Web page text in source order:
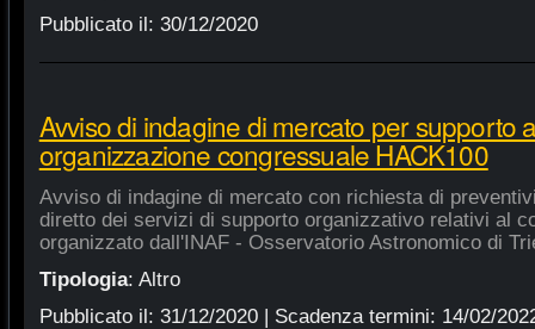
Pubblicato il: 30/12/2020
Avviso di indagine di mercato per supporto
organizzazione congressuale HACK100
Avviso di indagine di mercato con richiesta di
diretto dei servizi di supporto organizzativo relativi al
organizzato dall'INAF - Osservatorio Astronomico di
Tipologia: Altro
Pubblicato il: 31/12/2020| Scadenza termini: 14/02/